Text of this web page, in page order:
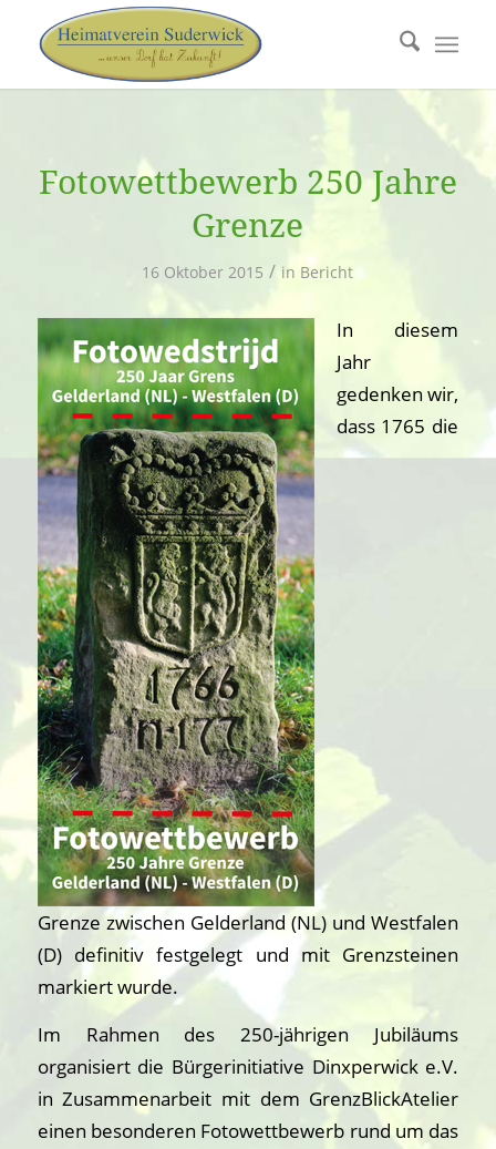
Fotowettbewerb 250 Jahre
Grenze
16 Oktober 2015 / in Bericht
In diesem
Jahr
gedenken wir,
dass 1765 die
Grenze zwischen Gelderland (NL) und Westfalen
(D) definitiv festgelegt und mit Grenzsteinen
markiert wurde.
Im Rahmen des 250-jährigen Jubiläums
organisiert die Bürgerinitiative Dinxperwick e.V.
in Zusammenarbeit mit dem GrenzBlickAtelier
einen besonderen Fotowettbewerb rund um das